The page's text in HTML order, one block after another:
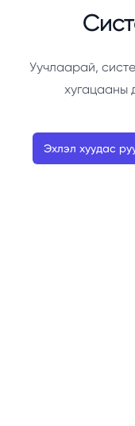
Уучлаарай,
хугацааны
Эхлэл хуудас